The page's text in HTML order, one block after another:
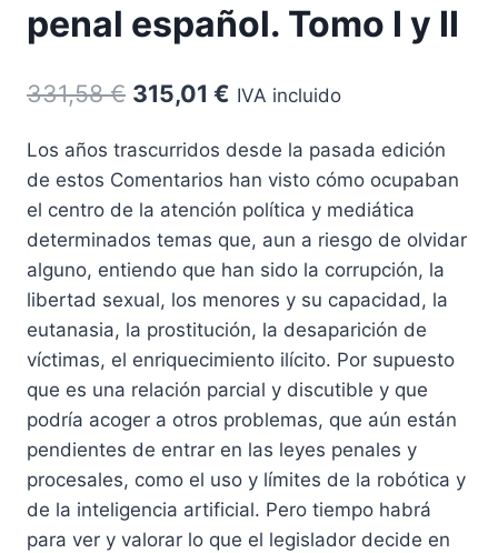
penal español. Tomo I y II
331,58€ El
original
era:
331,58 €.
315,01 € El
actual
es:
315,01 €.
IVA incluido
Los años trascurridos desde la pasada edición
de estos Comentarios han visto cómo ocupaban
el centro de la atención política y mediática
determinados temas que, aun a riesgo de olvidar
alguno, entiendo que han sido la corrupción, la
libertad sexual, los menores y su capacidad, la
eutanasia, la prostitución, la desaparición de
víctimas, el enriquecimiento ilícito. Por supuesto
que es una relación parcial y discutible y que
podría acoger a otros problemas, que aún están
pendientes de entrar en las leyes penales y
procesales, como el uso y límites de la robótica y
de la inteligencia artificial. Pero tiempo habrá
para ver y valorar lo que el legislador decide en